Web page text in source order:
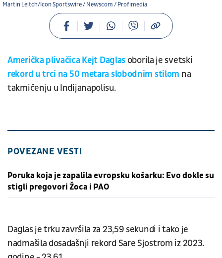
Martin Leitch/Icon Sportswire / Newscom / Profimedia
Američka plivačicaKejt Daglas oborila je svetski
rekord u trci na 50 metara slobodnim stilom na
takmičenju u Indijanapolisu.
POVEZANE VESTI
Poruka koja je zapalila evropsku košarku: Evo dokle su
stigli pregovori Žoca i PAO
Daglas je trku završila za 23,59 sekundi i tako je
nadmašila dosadašnji rekord Sare Sjostrom iz 2023.